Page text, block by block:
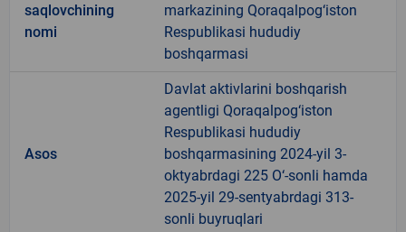
saqlovchining
nomi
markazining Qoraqalpog‘iston
Respublikasi hududiy
boshqarmasi
Asos
Davlat aktivlarini boshqarish
agentligi Qoraqalpog‘iston
Respublikasi hududiy
boshqarmasining 2024-yil 3-
oktyabrdagi 225 O‘-sonli hamda
2025-yil 29-sentyabrdagi 313-
sonli buyruqlari